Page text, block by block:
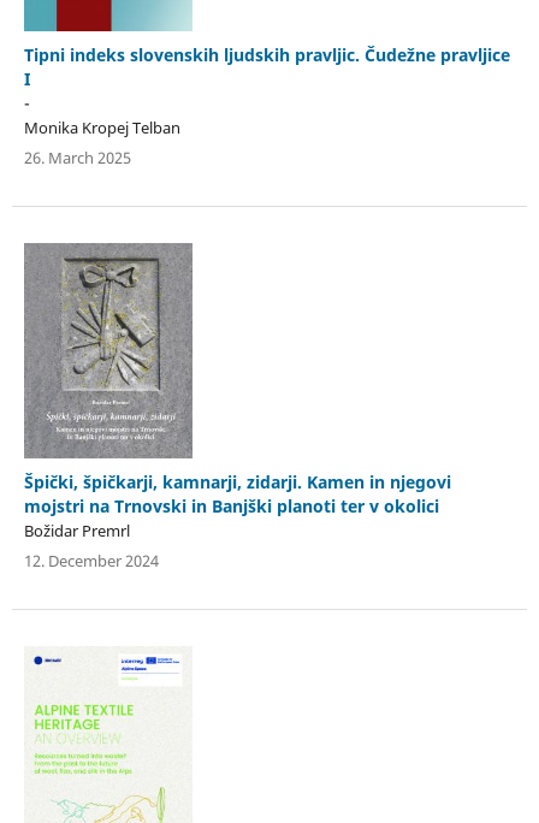
Tipni indeks slovenskih ljudskih pravljic. Čudežne pravljice
I
-
Monika Kropej Telban
26. March 2025
Špički, špičkarji, kamnarji, zidarji. Kamen in njegovi
mojstri na Trnovski in Banjški planoti ter v okolici
Božidar Premrl
12. December 2024